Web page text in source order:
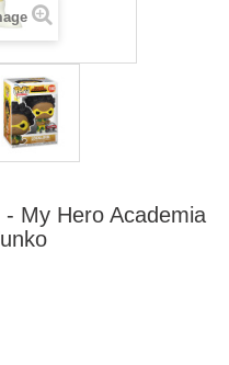
My Hero Academia